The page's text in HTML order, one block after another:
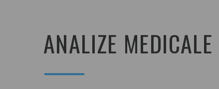
ANALIZE MEDICALE